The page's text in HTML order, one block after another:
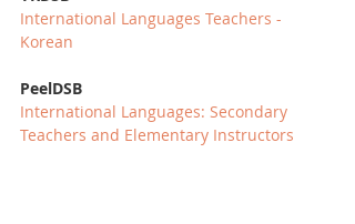
International Languages Teachers -
Korean
PeelDSB
International Languages: Secondary
Teachers and Elementary Instructors